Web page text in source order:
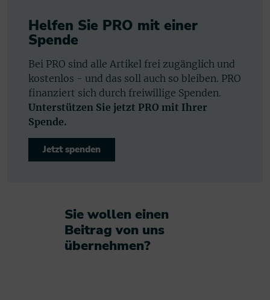
Helfen Sie PRO mit einer
Spende
Bei PRO sind alle Artikel frei zugänglich und
kostenlos - und das soll auch so bleiben. PRO
finanziert sich durch freiwillige Spenden.
Unterstützen Sie jetzt PRO mit Ihrer
Spende.
Jetzt spenden
Sie wollen einen
Beitrag von uns
übernehmen?​